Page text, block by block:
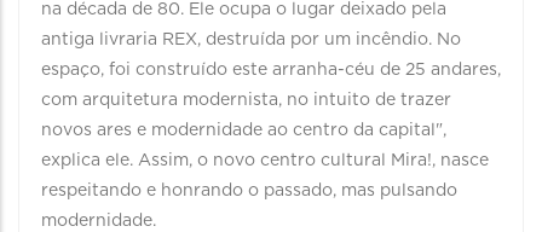
na década de 80. Ele ocupa o lugar deixado pela
antiga livraria REX, destruída por um incêndio. No
espaço, foi construído este arranha-céu de 25 andares,
com arquitetura modernista, no intuito de trazer
novos ares e modernidade ao centro da capital",
explica ele. Assim, o novo centro cultural Mira!, nasce
respeitando e honrando o passado, mas pulsando
modernidade.